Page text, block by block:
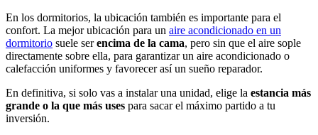
En los dormitorios, la ubicación también es importante para el
confort. La mejor ubicación para un aire acondicionado en un
dormitorio suele serencima de la cama, pero sin que el aire sople
directamente sobre ella, para garantizar un aire acondicionado o
calefacción uniformes y favorecer así un sueño reparador.
En definitiva, si solo vas a instalar una unidad, elige la estancia más
grande o la que más uses para sacar el máximo partido a tu
inversión.